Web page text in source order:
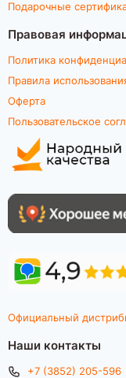
Подарочные
Правовая
Политика
Правила
Оферта
Пользовательское
Официальный
Наши контакты
+7 (3852) 205-596